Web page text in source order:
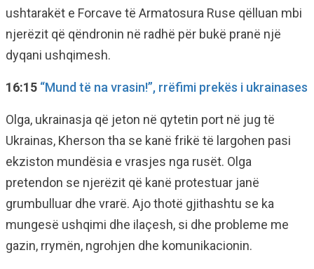
ushtarakët e Forcave të Armatosura Ruse qëlluan mbi
njerëzit që qëndronin në radhë për bukë pranë një
dyqani ushqimesh.
16:15 “Mund të na vrasin!”, rrëfimi prekës i ukrainases
Olga, ukrainasja që jeton në qytetin port në jug të
Ukrainas, Kherson tha se kanë frikë të largohen pasi
ekziston mundësia e vrasjes nga rusët. Olga
pretendon se njerëzit që kanë protestuar janë
grumbulluar dhe vrarë. Ajo thotë gjithashtu se ka
mungesë ushqimi dhe ilaçesh, si dhe probleme me
gazin, rrymën, ngrohjen dhe komunikacionin.